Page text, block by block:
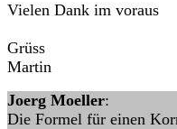
Vielen Dank im voraus
Grüss
Martin
Joerg Moeller:
Die Formel für einen